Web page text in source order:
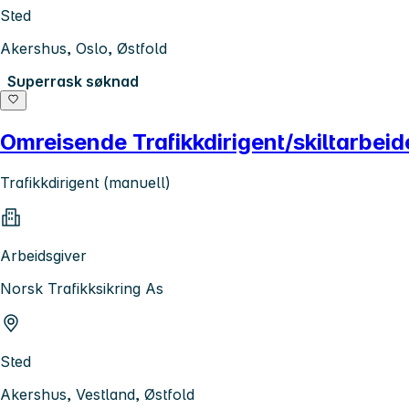
Sted
Akershus, Oslo, Østfold
Superrask søknad
Omreisende Trafikkdirigent/
Trafikkdirigent (manuell)
Arbeidsgiver
Norsk Trafikksikring As
Sted
Akershus, Vestland, Østfold